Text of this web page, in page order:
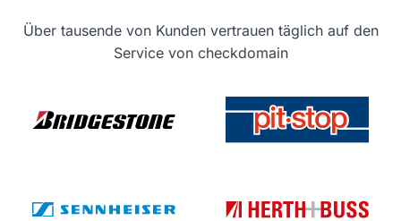
Über tausende von Kunden vertrauen täglich auf den
Service von checkdomain